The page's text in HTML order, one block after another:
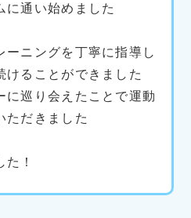
に通い始めました
ーニングを丁寧に指導し
けることができました
に巡り会えたことで運動
ただきました
！